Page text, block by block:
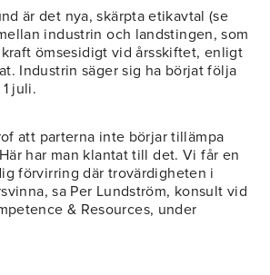
är det nya, skärpta etikavtal (se
industrin och landstingen, som
ömsesidigt vid årsskiftet, enligt
Industrin säger sig ha börjat följa
juli.
att parterna inte börjar tillämpa
har man klantat till det. Vi får en
förvirring där trovärdigheten i
sa Per Lundström, konsult vid
& Resources, under